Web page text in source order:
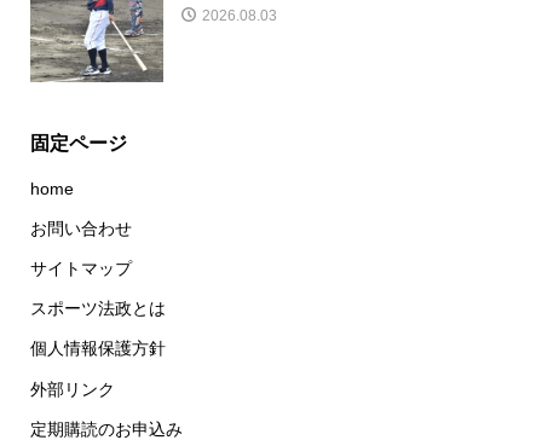
2026.08.03
固定ページ
home
お問い合わせ
サイトマップ
スポーツ法政とは
個人情報保護方針
外部リンク
定期購読のお申込み